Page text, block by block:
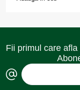
Fii primul care